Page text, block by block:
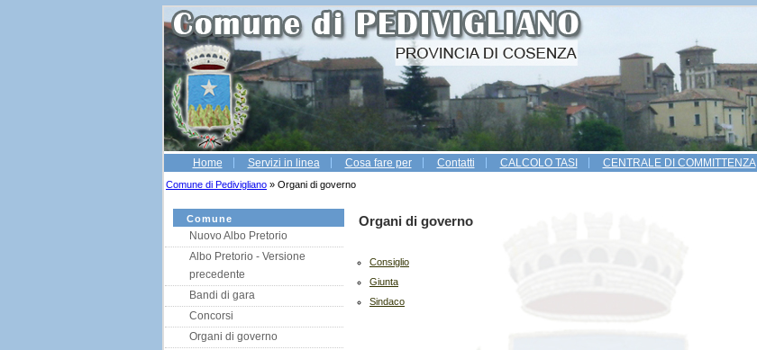
Home Servizi in linea Cosa fare per Contatti CALCOLO TASI CENTRALE DI COMMITTENZA
Comune di Pedivigliano » Organi di governo
Comune
Nuovo Albo Pretorio
Albo Pretorio - Versione
precedente
Bandi di gara
Concorsi
Organi di governo
Organi di governo
Consiglio
Giunta
Sindaco